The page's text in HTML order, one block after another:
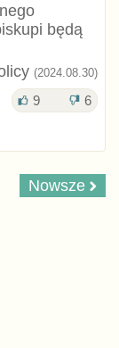
będą
(2024.08.30)
9 6
Nowsze